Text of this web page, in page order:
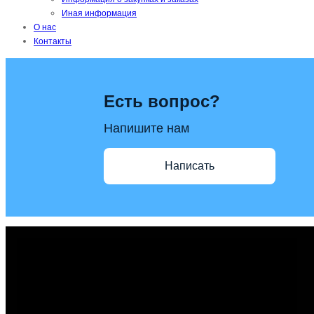
Иная информация
О нас
Контакты
Есть вопрос?
Напишите нам
Написать